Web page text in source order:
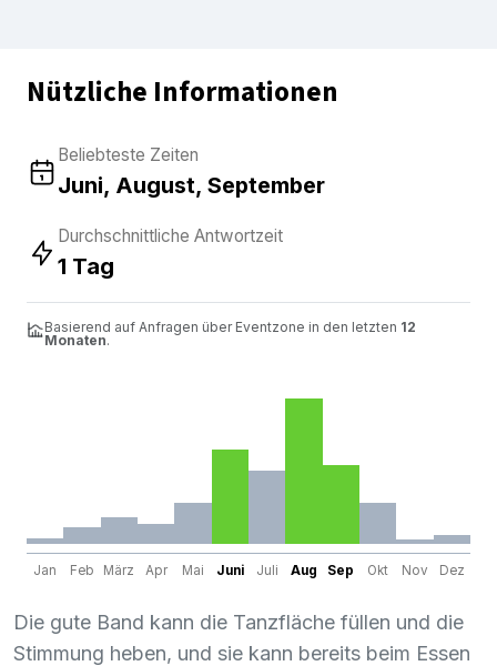
Nützliche Informationen
Beliebteste Zeiten
Juni, August, September
Durchschnittliche Antwortzeit
1 Tag
Basierend auf Anfragen über Eventzone in den letzten 12
Monaten.
Jan Feb März Apr Mai Juni Juli Aug Sep Okt Nov Dez
Die gute Band kann die Tanzfläche füllen und die
Stimmung heben, und sie kann bereits beim Essen